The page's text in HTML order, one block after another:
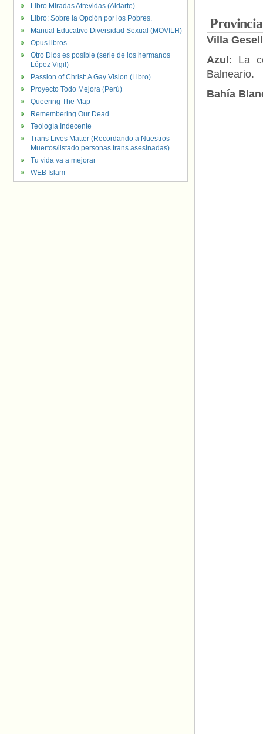
Villa Gesell
Azul : La
Balneario.
Bahía
Libro Miradas Atrevidas (Aldarte)
Libro: Sobre la Opción por los Pobres.
Manual Educativo Diversidad Sexual (MOVILH)
Opus libros
Otro Dios es posible (serie de los hermanos
López Vigil)
Passion of Christ: A Gay Vision (Libro)
Proyecto Todo Mejora (Perú)
Queering The Map
Remembering Our Dead
Teología Indecente
Trans Lives Matter (Recordando a Nuestros
Muertos/listado personas trans asesinadas)
Tu vida va a mejorar
WEB Islam